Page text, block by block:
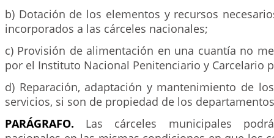
b) Dotación de los elementos y recursos
incorporados a las cárceles nacionales;
c) Provisión de alimentación en una cuantía no
por el Instituto Nacional Penitenciario y Carcelario
d) Reparación, adaptación y mantenimiento de
servicios, si son de propiedad de los
PARÁGRAFO. Las cárceles municipales